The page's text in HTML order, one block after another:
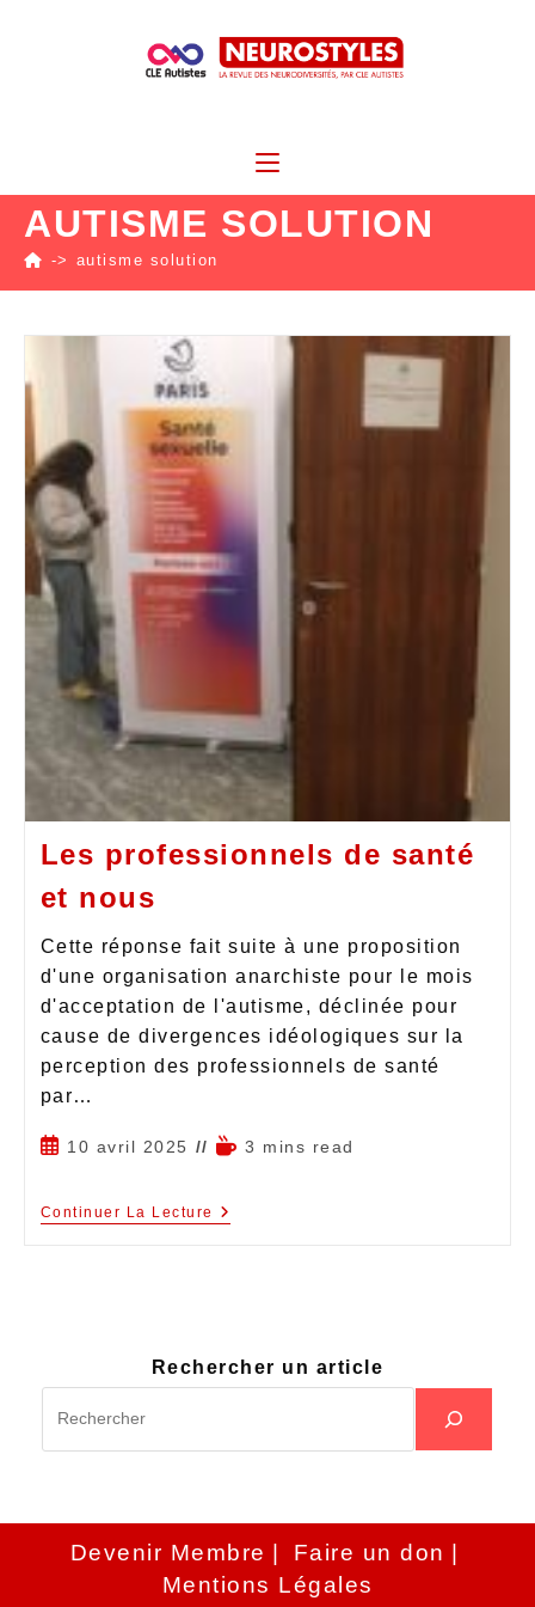
AUTISME SOLUTION
-> autisme solution
Les professionnels de santé
et nous
Cette réponse fait suite à une proposition
d'une organisation anarchiste pour le mois
d'acceptation de l'autisme, déclinée pour
cause de divergences idéologiques sur la
perception des professionnels de santé
par…
10 avril 2025 3 mins read
Continuer La Lecture
Rechercher un article
Devenir Membre
Faire un don
Mentions Légales